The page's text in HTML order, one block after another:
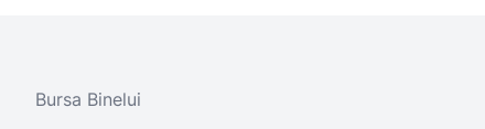
Bursa Binelui